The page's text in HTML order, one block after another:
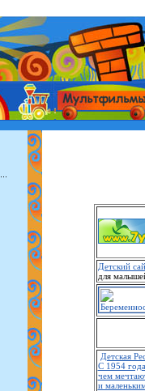
Детский
для
Детская
С 1954
чем
и